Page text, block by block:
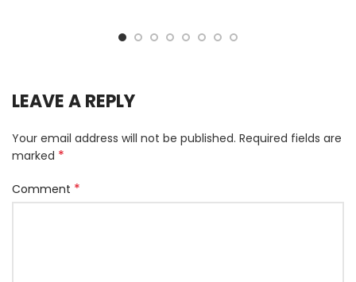
LEAVE A REPLY
Your email address will not be published. Required fields are
marked *
Comment *